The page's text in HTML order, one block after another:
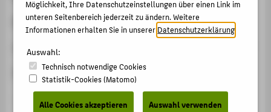
Managers personality as a
restraining factor for individual and
organizational success
Veranstaltungsbeitrag › Vortrag › 2020
STUDIUM
LEHRE
KARRIERE
INTERNATIONAL
Möglichkeit, Ihre Datenschutzeinstellungen über einen Link im
unteren Seitenbereich jederzeit zu ändern. Weitere
Informationen erhalten Sie in unsererDatenschutzerklärung
Auswahl:
Technisch notwendige Cookies
Statistik-Cookies (Matomo)
Alle Cookies akzeptieren Auswahl verwenden